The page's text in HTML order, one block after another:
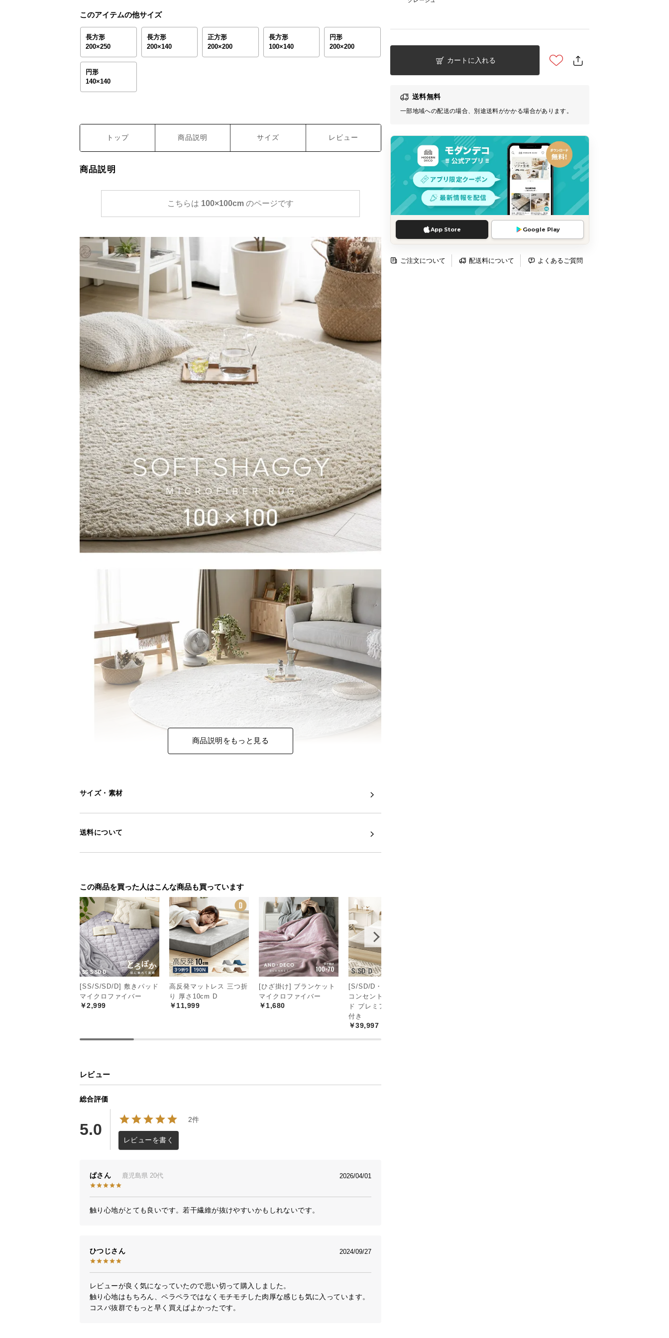
カートに入れる
送料無料
一部地域への配送の場合、別途送料がかかる場合があります。
App Store Google Play
ご注文について 配送料について よくあるご質問
このアイテムの他サイズ
長方形
200×250
長方形
200×140
正方形
200×200
長方形
100×140
円形
200×200
円形
140×140
トップ 商品説明 サイズ レビュー
商品説明
こちらは 100×100cm のページです
商品説明をもっと見る
サイズ・素材
送料について
この商品を買った人はこんな商品も買っています
[SS/S/SD/D] 敷きパッド
マイクロファイバー
￥2,999
高反発マットレス 三つ折
り 厚さ10cm D
￥11,999
[ひざ掛け] ブランケット
マイクロファイバー
￥1,680
[S/SD/D・大容量収納]
コンセント機能付きベッ
ド プレミアムマットレス
付き
￥39,997
レビュー
総合評価
5.0
2件
レビューを書く
ぱ 鹿児島県 20代 2026/04/01
触り心地がとても良いです。若干繊維が抜けやすいかもしれないです。
ひつじ 2024/09/27
レビューが良く気になっていたので思い切って購入しました。
触り心地はもちろん、ペラペラではなくモチモチした肉厚な感じも気に入っています。
コスパ抜群でもっと早く買えばよかったです。